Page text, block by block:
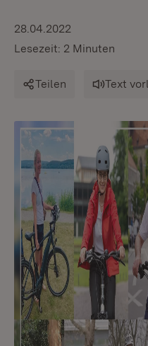
28.04.2022
Lesezeit: 2 Minuten
Teilen Text